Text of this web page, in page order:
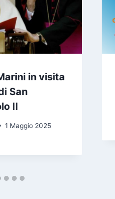
in visita
San
II
1 Maggio 2025